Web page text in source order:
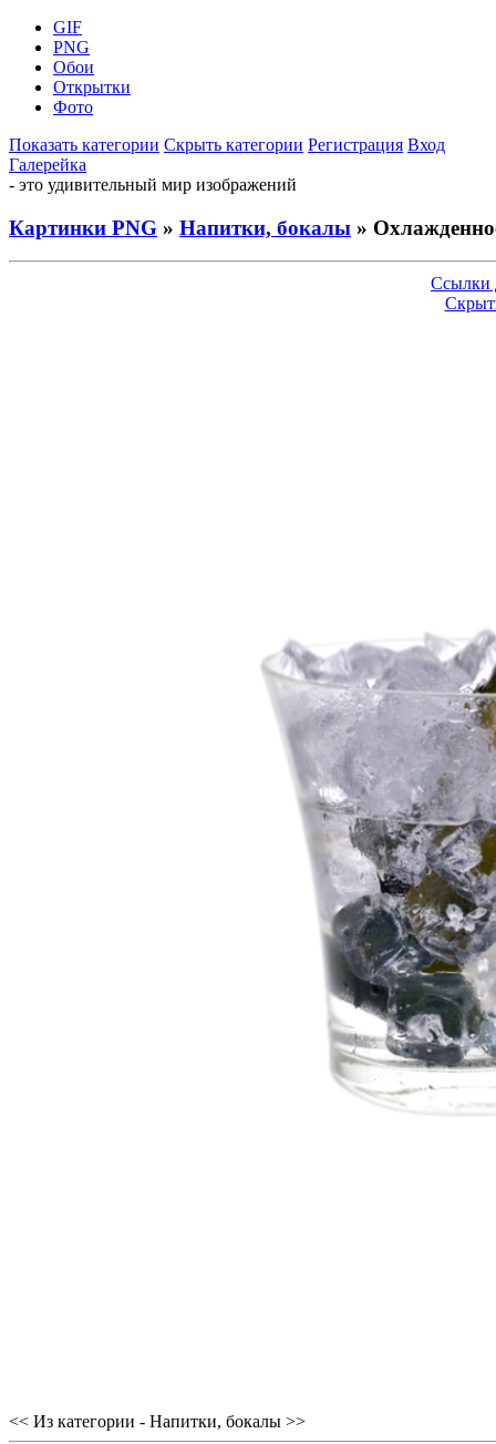
GIF
PNG
Обои
Открытки
Фото
Показать категории Скрыть категории Регистрация Вход
Галерейка
- это удивительный мир изображений
Картинки PNG » Напитки, бокалы »
Ссылки
<< Из категории - Напитки, бокалы >>